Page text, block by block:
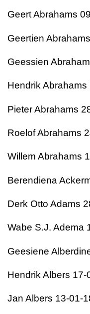
Geert Abrahams
Geertien
Geessien
Hendrik
Pieter Abrahams
Roelof Abrahams
Willem Abrahams
Berendiena
Derk Otto Adams
Wabe S.J. Adema
Geesiene
Hendrik Albers
Jan Albers 13-01-